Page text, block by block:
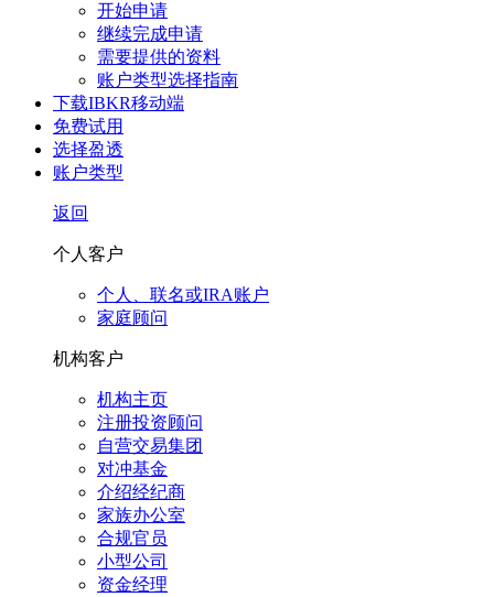
开始申请
继续完成申请
需要提供的资料
账户类型选择指南
下载IBKR移动端
免费试用
选择盈透
账户类型
返回
个人客户
个人、联名或IRA账户
家庭顾问
机构客户
机构主页
注册投资顾问
自营交易集团
对冲基金
介绍经纪商
家族办公室
合规官员
小型公司
资金经理